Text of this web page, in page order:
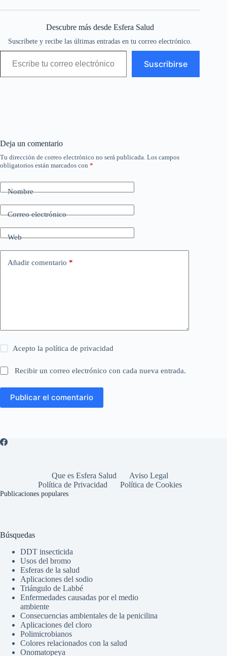
Descubre más desde Esfera Salud
Suscríbete y recibe las últimas entradas en tu correo electrónico.
Escribe tu correo electrónico…
Suscribirse
Deja un comentario
Tu dirección de correo electrónico no será publicada. Los campos
obligatorios están marcados con *
Nombre
Correo electrónico
Web
Añadir comentario *
Acepto lapolítica de privacidad
Recibir un correo electrónico con cada nueva entrada.
Publicar el comentario
Que es Esfera Salud
Aviso Legal
Política de Privacidad
Política de Cookies
Publicaciones populares
Búsquedas
DDT insecticida
Usos del bromo
Esferas de la salud
Aplicaciones del sodio
Triángulo de Labbé
Enfermedades causadas por el medio
ambiente
Consecuencias ambientales de la penicilina
Aplicaciones del cloro
Polimicrobianos
Colores relacionados con la salud
Onomatopeya